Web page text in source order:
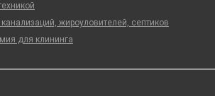
жироуловителей, септиков
для клининга